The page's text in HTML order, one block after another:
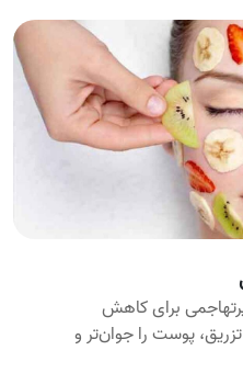
برای کاهش
پوست را جوان‌تر و